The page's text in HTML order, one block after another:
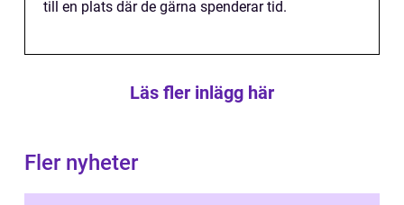
till en plats där de gärna spenderar tid.
Läs fler inlägg här
Fler nyheter